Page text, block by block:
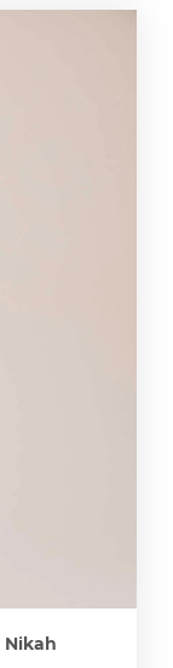
Nikah